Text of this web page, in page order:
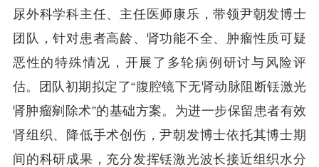
尿外科学科主任、主任医师康乐，带领尹朝发博士
团队，针对患者高龄、肾功能不全、肿瘤性质可疑
恶性的特殊情况，开展了多轮病例研讨与风险评
估。团队初期拟定了“腹腔镜下无肾动脉阻断铥激光
肾肿瘤剜除术”的基础方案。为进一步保留患者有效
肾组织、降低手术创伤，尹朝发博士依托其博士期
间的科研成果，充分发挥铥激光波长接近组织水分